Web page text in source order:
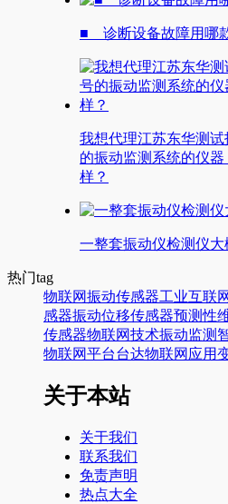
■ 诊断设备故障用哪
我想代理江苏东华测
的振动监测系统的仪
样？
一整套振动仪检测仪
热门tag
物联网振动传感器工业互联网
感器振动位移传感器预测性
传感器物联网技术振动监测
物联网平台台达物联网应用
关于本站
关于我们
联系我们
免责声明
热点大全